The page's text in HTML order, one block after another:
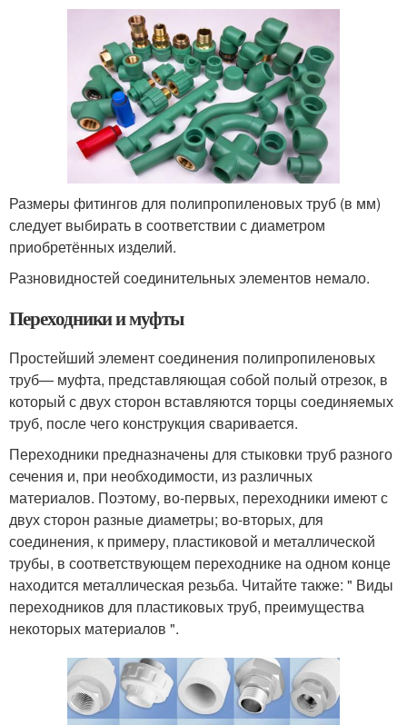
Размеры фитингов для полипропиленовых труб (в мм)
следует выбирать в соответствии с диаметром
приобретённых изделий.
Разновидностей соединительных элементов немало.
Переходники и муфты
Простейший элемент соединения полипропиленовых
труб— муфта, представляющая собой полый отрезок, в
который с двух сторон вставляются торцы соединяемых
труб, после чего конструкция сваривается.
Переходники предназначены для стыковки труб разного
сечения и, при необходимости, из различных
материалов. Поэтому, во-первых, переходники имеют с
двух сторон разные диаметры; во-вторых, для
соединения, к примеру, пластиковой и металлической
трубы, в соответствующем переходнике на одном конце
находится металлическая резьба. Читайте также: " Виды
переходников для пластиковых труб, преимущества
некоторых материалов ".